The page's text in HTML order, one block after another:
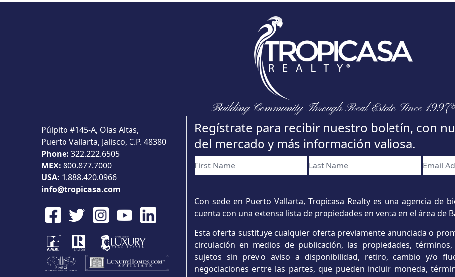
Building Community Through Real Estate Since
Púlpito #145-A, Olas Altas,
Puerto Vallarta, Jalisco, C.P. 48380
Phone:322.222.6505
MEX:800.877.7000
USA: 1.888.420.0966
info@tropicasa.com
Regístrate para recibir nuestro boletín, con
del mercado y más información valiosa.
Con sede en Puerto Vallarta, Tropicasa Realty es una agencia de
cuenta con una extensa lista de propiedades en venta en el área de
Esta oferta sustituye cualquier oferta previamente anunciada o
circulación en medios de publicación, las propiedades,
sujetos sin previo aviso a disponibilidad, retiro, cambio y/o
negociaciones entre las partes, que pueden incluir moneda,